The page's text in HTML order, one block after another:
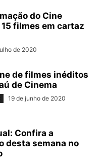
do Cine
filmes em cartaz
de 2020
de filmes inéditos
de Cinema
19 de junho de 2020
Confira a
desta semana no